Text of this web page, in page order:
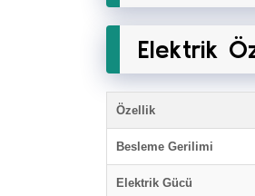
Elektrik
Özellik
Besleme Gerilimi
Elektrik Gücü